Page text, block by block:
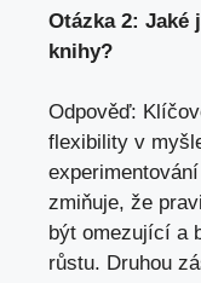
Otázka 2: Jaké
knihy?
Odpověď:
flexibility v
zmiňuje, že
být omezující a
růstu. Druhou